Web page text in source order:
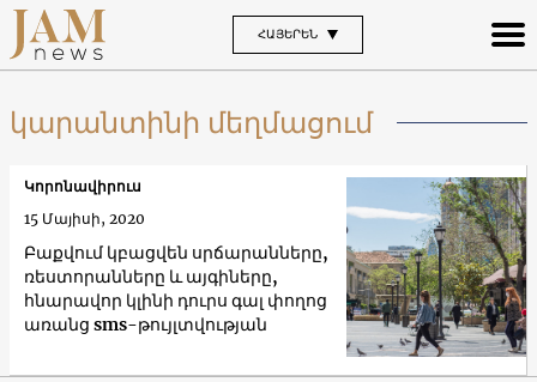
ՀԱՅԵՐԵՆ
կարանտինի մեղմացում
Բաքվում կբացվեն սրճարանները,
ռեստորանները և այգիները,
հնարավոր կլինի դուրս գալ փողոց
առանց sms-թույլտվության
Կորոնավիրուս
15 Մայիսի, 2020